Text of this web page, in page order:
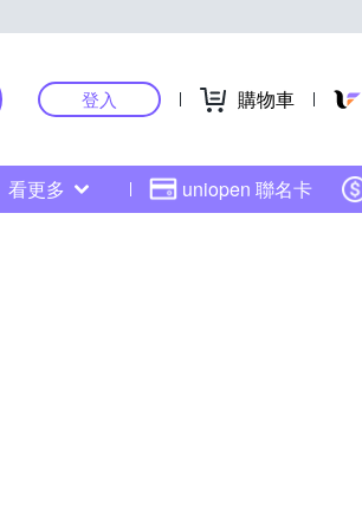
登入 購物車
看更多 uniopen 聯名卡